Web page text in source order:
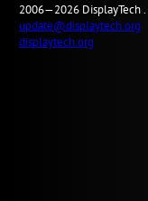
2006—2026 DisplayTech .
update@displaytech.org
displaytech.org